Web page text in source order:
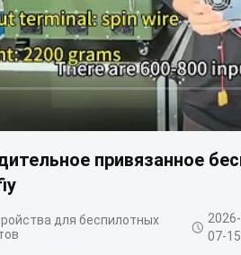
привязанное
для беспилотных
2026-
07-15